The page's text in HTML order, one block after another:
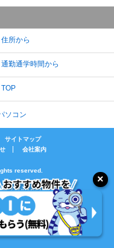
住所から
通勤通学時間から
TOP
ソコン
サイトマップ
会社案内
reserved.
イブルAGENT
情報局